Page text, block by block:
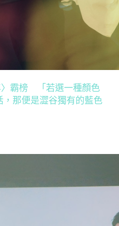
〉霸榜 「若選一種顏色
，那便是澀谷獨有的藍色